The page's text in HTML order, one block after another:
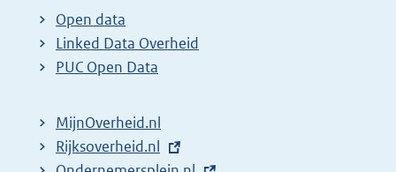
t
e
r
l
i
Open data
Linked Data Overheid
PUC Open Data
MijnOverheid.nl
E
Rijksoverheid.nl